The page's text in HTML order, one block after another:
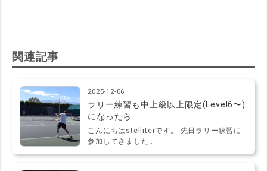
関連記事
2025-12-06
ラリー練習も中上級以上限定(Level6〜)
になったら
こんにちはstelliterです。 先日ラリー練習に
参加してきました…